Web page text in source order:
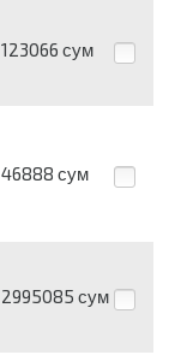
123066 сум
46888 сум
2995085 сум